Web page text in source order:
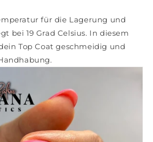
für die Lagerung und
bei19 Grad Celsius. In diesem
Top Coat geschmeidig und